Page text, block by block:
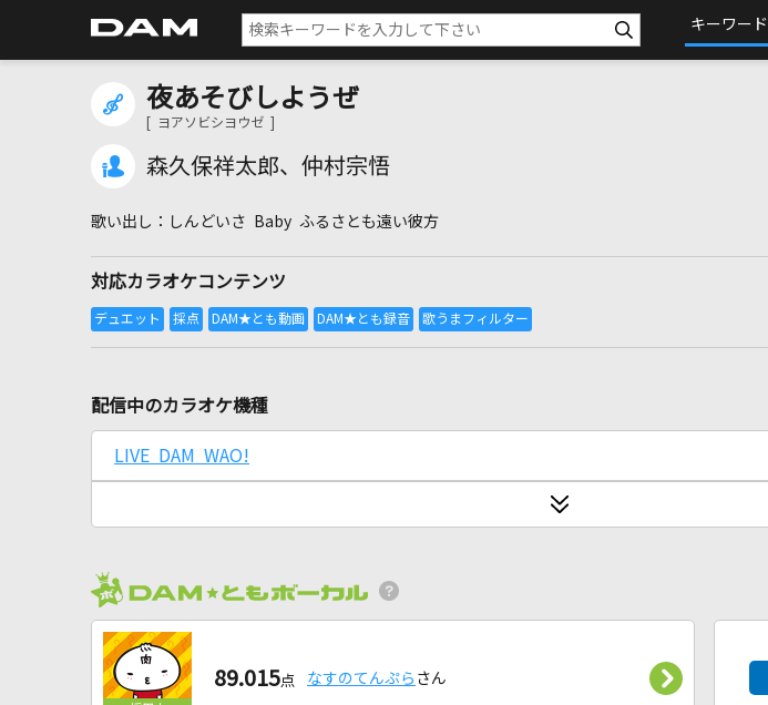
キーワード
夜あそびしようぜ
[ ヨアソビシヨウゼ ]
森久保祥太郎、仲村宗悟
しんどいさ Baby ふるさとも遠い彼方
対応カラオケコンテンツ
配信中のカラオケ機種
LIVE DAM WAO!
89.015点 なすのてんぷら さん